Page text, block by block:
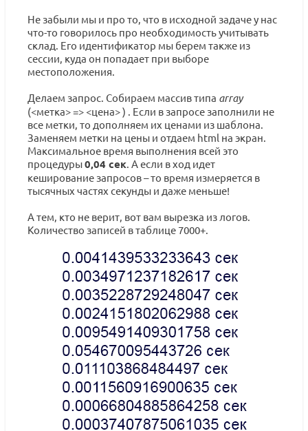
Не забыли мы и про то, что в исходной задаче у нас
что-то говорилось про необходимость учитывать
склад. Его идентификатор мы берем также из
сессии, куда он попадает при выборе
местоположения.
Делаем запрос. Собираем массив типа array
(<метка> => <цена> ) . Если в запросе заполнили не
все метки, то дополняем их ценами из шаблона.
Заменяем метки на цены и отдаем html на экран.
Максимальное время выполнения всей это
процедуры0,04 сек . А если в ход идет
кеширование запросов – то время измеряется в
тысячных частях секунды и даже меньше!
А тем, кто не верит, вот вам вырезка из логов.
Количество записей в таблице 7000+.